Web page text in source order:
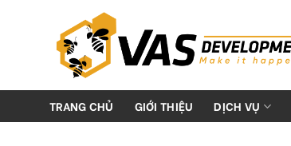
TRANG CHỦ GIỚI THIỆU DỊCH VỤ